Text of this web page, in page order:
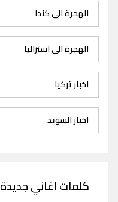
الهجرة الى كندا
الهجرة الى استراليا
اخبار تركيا
اخبار السويد
كلمات اغاني جديدة 2026